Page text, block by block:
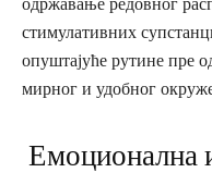
одржавање редовног
стимулативних
опуштајуће рутине пре
мирног и удобног
Емоционална